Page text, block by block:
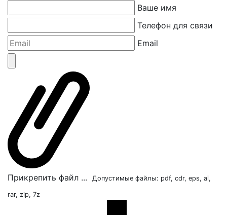
Ваше имя
Телефон для связи
Email
Прикрепить файл ... Допустимые файлы: pdf, cdr, eps, ai,
rar, zip, 7z